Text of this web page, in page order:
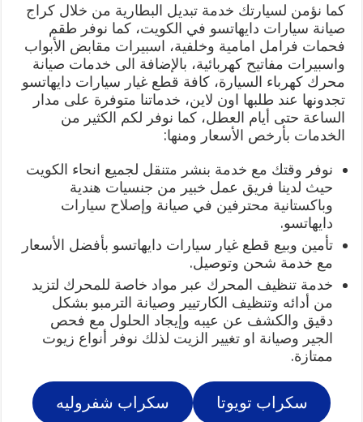
كما نؤمن لسيارتك خدمة تبديل البطارية من خلال كراج
صيانة سيارات دايهاتسو في الكويت، كما نوفر طقم
فحمات فرامل امامية وخلفية، اسبيرات مقابض الأبواب
واسبيرات مفاتيح كهربائية، بالإضافة الى خدمات صيانة
محرك كهرباء السيارة، كافة قطع غيار سيارات دايهاتسو
تجدونها عند طلبها اون لاين، خدماتنا متوفرة على مدار
الساعة حتى أيام العطل، كما نوفر لكم الكثير من
الخدمات بأرخص الأسعار ومنها:
نوفر وقتك مع خدمة بنشر متنقل لجميع انحاء الكويت
حيث لدينا فريق عمل خبير من جنسيات هندية
وباكستانية محترفين في صيانة وإصلاح سيارات
دايهاتسو.
تأمين وبيع قطع غيار سيارات دايهاتسو بأفضل الأسعار
مع خدمة شحن وتوصيل.
خدمة تنظيف المحرك عبر مواد خاصة للمحرك لتزيد
من أدائه وتنظيف الكارتيير وصيانة الترمبو بشكل
دقيق والكشف عن عيبه وإيجاد الحلول مع فحص
الجير وصيانة او تغيير الزيت لذلك نوفر أنواع زيوت
ممتازة.
سكراب تويوتا سكراب شفروليه